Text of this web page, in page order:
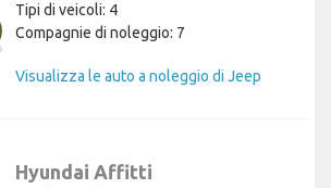
Tipi di veicoli: 4
Compagnie di noleggio: 7
Visualizza le auto a noleggio di Jeep
Hyundai Affitti